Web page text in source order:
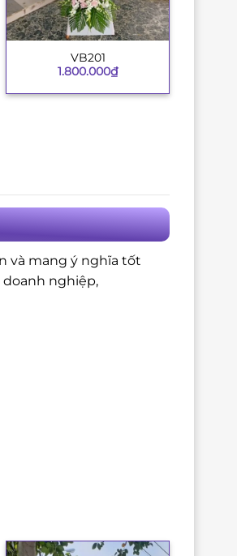
VB201
1.800.000₫
và mang ý nghĩa tốt
doanh nghiệp,